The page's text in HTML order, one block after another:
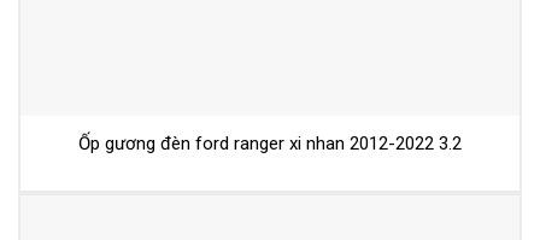
Ốp gương đèn ford ranger xi nhan 2012-2022 3.2